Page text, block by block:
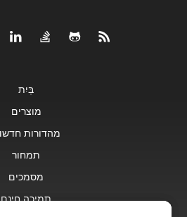
בַּיִת
מוצרים
מהדורות
תמחור
מסמכים
תמיכה חינם